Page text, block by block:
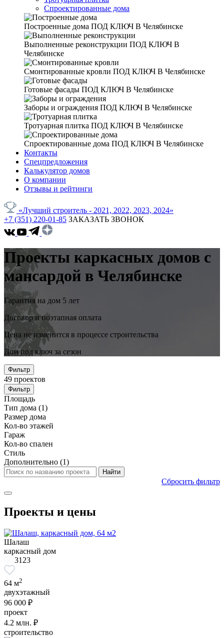
Спроектированные дома
Построенные дома ПОД КЛЮЧ В Челябинске
Выполненные реконструкции ПОД КЛЮЧ В
Челябинске
Смонтированные кровли ПОД КЛЮЧ В Челябинске
Готовые фасады ПОД КЛЮЧ В Челябинске
Заборы и ограждения ПОД КЛЮЧ В Челябинске
Тротуарная плитка ПОД КЛЮЧ В Челябинске
Спроектированные дома ПОД КЛЮЧ В Челябинске
Контакты
Спецпредложения
Калькулятор домов
О компании
Отзывы и рейтинги
«Лучший строитель - 2021, 2022, 2023, 2024»
+7 (351) 220-01-85 ЗАКАЗАТЬ ЗВОНОК
Проекты каркасных домов с
мансардой в Челябинске
Гарантия на дом 5 лет
Договор и поэтапная оплата
Цена не изменится в процессе строительства
Дом под ключ за сезон
Фильтр
49 проектов
Фильтр
Площадь
Тип дома (1)
Размер дома
Кол-во этажей
Гараж
Кол-во спален
Стиль
Дополнительно (1)
Сбросить фильтр
Проекты и цены
Шалаш
каркасный дом
3123
64 м2
двухэтажный
96 000 ₽
проект
4.2 млн. ₽
строительство